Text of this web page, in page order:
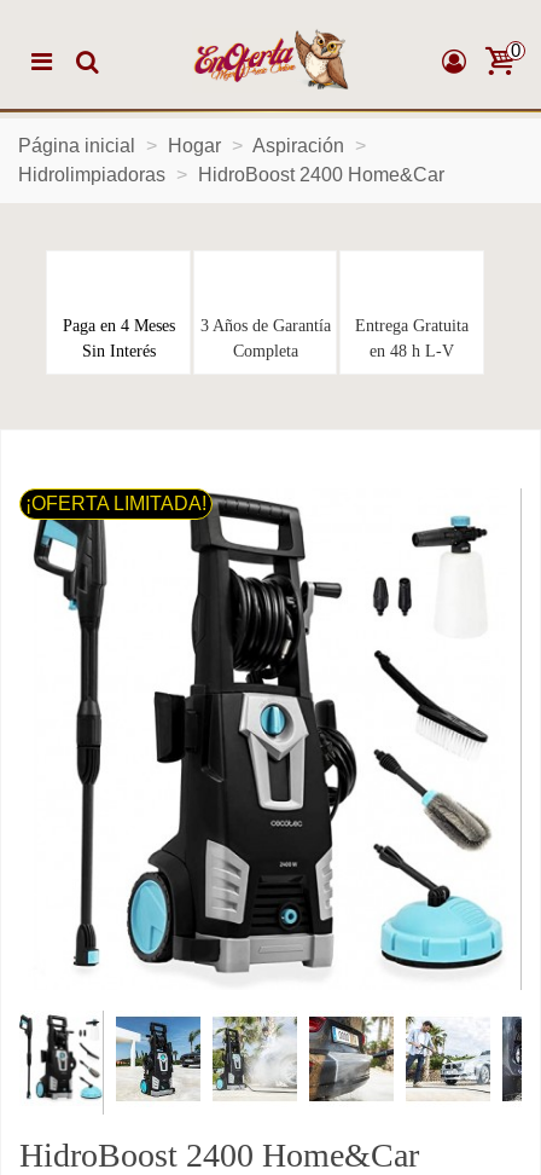
0
Página inicial > Hogar > Aspiración
>
Hidrolimpiadoras > HidroBoost 2400 Home&Car
Paga en 4 Meses
Sin Interés
3 Años de Garantía
Completa
Entrega Gratuita
en 48 h L-V
¡OFERTA LIMITADA!
HidroBoost 2400 Home&Car